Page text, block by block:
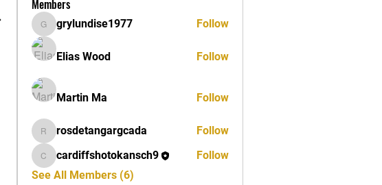
Members
grylundise1977
grylundise1977 Follow
Elias Wood Follow
Martin Ma Follow
rosdetangargcada
rosdetangargcada Follow
cardiffshotokansch9
cardiffshotokansch9
Follow
See All Members (6)